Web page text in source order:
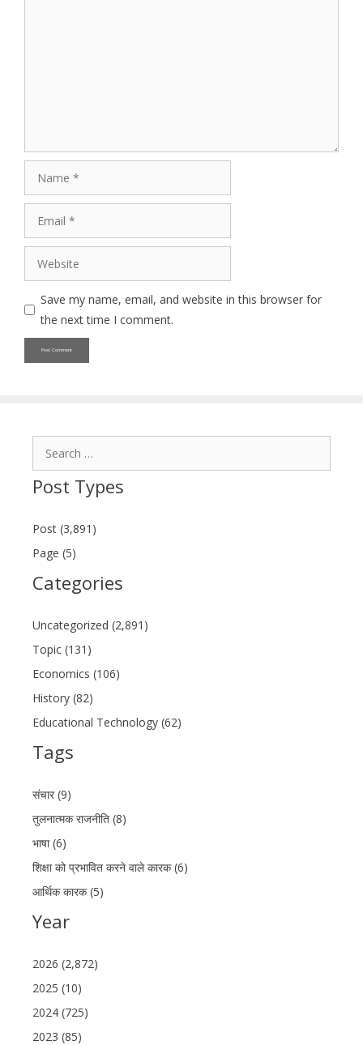
Website
Save my name, email, and website in this browser for
the next time I comment.
Post Types
Post (3,891)
Page (5)
Categories
Uncategorized (2,891)
Topic (131)
Economics (106)
History (82)
Educational Technology (62)
Tags
संचार (9)
तुलनात्मक राजनीति (8)
भाषा (6)
शिक्षा को प्रभावित करने वाले कारक (6)
आर्थिक कारक (5)
Year
2026 (2,872)
2025 (10)
2024 (725)
2023 (85)